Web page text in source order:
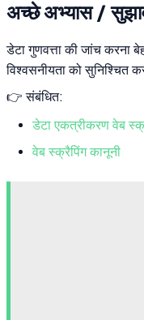
अच्छे अभ्यास /
डेटा गुणवत्ता की जांच
विश्वसनीयता को सुनिश्चित
👉 संबंधित:
डेटा एकत्रीकरण वेब
वेब स्क्रैपिंग कानूनी